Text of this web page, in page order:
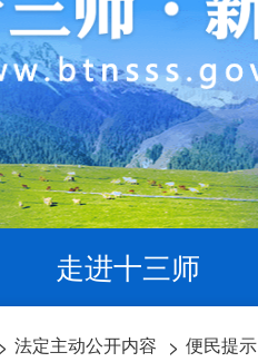
走进十三师
> 法定主动公开内容 > 便民提示